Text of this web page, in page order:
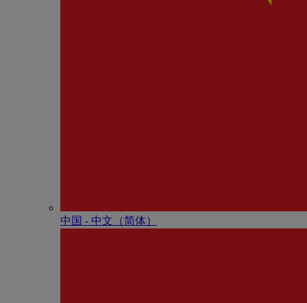
中国 - 中⽂（简体）